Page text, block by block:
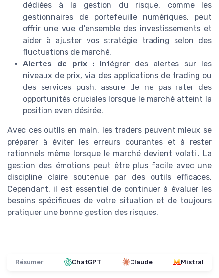
dédiées à la gestion du risque, comme les
gestionnaires de portefeuille numériques, peut
offrir une vue d'ensemble des investissements et
aider à ajuster vos stratégie trading selon des
fluctuations de marché.
Alertes de prix : Intégrer des alertes sur les
niveaux de prix, via des applications de trading ou
des services push, assure de ne pas rater des
opportunités cruciales lorsque le marché atteint la
position even désirée.
Avec ces outils en main, les traders peuvent mieux se
préparer à éviter les erreurs courantes et à rester
rationnels même lorsque le marché devient volatil. La
gestion des émotions peut être plus facile avec une
discipline claire soutenue par des outils efficaces.
Cependant, il est essentiel de continuer à évaluer les
besoins spécifiques de votre situation et de toujours
pratiquer une bonne gestion des risques.
Résumer ChatGPT Claude Mistral